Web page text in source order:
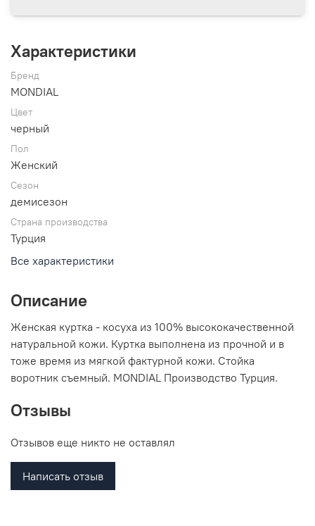
Характеристики
Бренд
MONDIAL
Цвет
черный
Пол
Женский
Сезон
демисезон
Страна производства
Турция
Все характеристики
Описание
Женская куртка - косуха из 100% высококачественной
натуральной кожи. Куртка выполнена из прочной и в
тоже время из мягкой фактурной кожи. Стойка
воротник съемный. MONDIAL Производство Турция.
Отзывы
Отзывов еще никто не оставлял
Написать отзыв